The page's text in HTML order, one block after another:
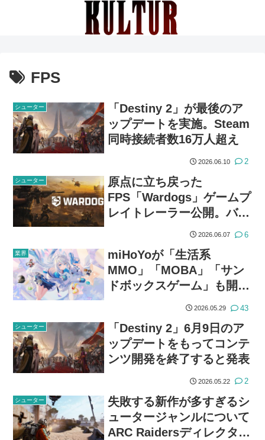
FPS
シューター
「Destiny 2」が最後のア
ップデートを実施。Steam
同時接続者数16万人超え
2026.06.10 2
シューター
原点に立ち戻った
FPS「Wardogs」ゲームプ
レイトレーラー公開。バト
ルロイヤルでも脱出でもな
2026.06.07 6
業界
miHoYoが「生活系
MMO」「MOBA」「サン
ドボックスゲーム」も開発
中であることが明らかに。
進行中
2026.05.29 43
シューター
「Destiny 2」6月9日のア
ップデートをもってコンテ
ンツ開発を終了すると発表
2026.05.22 2
シューター
失敗する新作が多すぎるシ
ュータージャンルについて
ARC Raidersディレクター